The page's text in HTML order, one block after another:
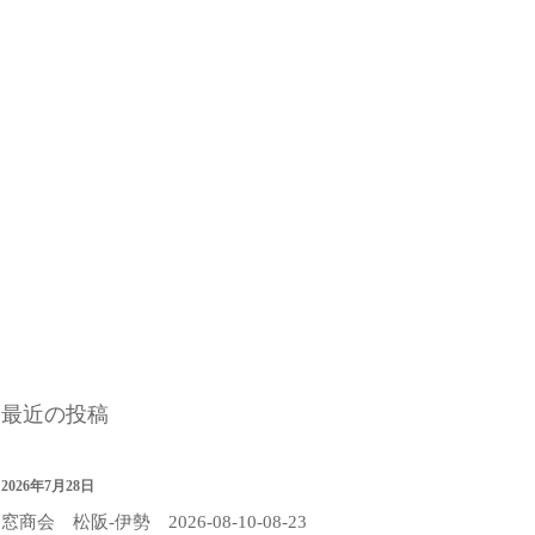
最近の投稿
窓商会 松阪-伊勢 2026-08-10-08-23
2026年7月28日